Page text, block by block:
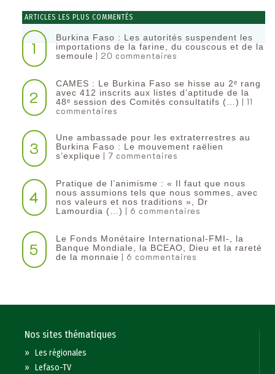
ARTICLES LES PLUS COMMENTÉS
1
Burkina Faso : Les autorités suspendent les
importations de la farine, du couscous et de la
semoule | 20 commentaires
2
CAMES : Le Burkina Faso se hisse au 2ᵉ rang
avec 412 inscrits aux listes d’aptitude de la
48ᵉ session des Comités consultatifs (…) | 11
commentaires
3
Une ambassade pour les extraterrestres au
Burkina Faso : Le mouvement raëlien
s’explique | 7 commentaires
4
Pratique de l’animisme : « Il faut que nous
nous assumions tels que nous sommes, avec
nos valeurs et nos traditions », Dr
Lamourdia (…) | 6 commentaires
5
Le Fonds Monétaire International-FMI-, la
Banque Mondiale, la BCEAO, Dieu et la rareté
de la monnaie | 6 commentaires
Nos sites thématiques
»Les régionales
»Lefaso-TV